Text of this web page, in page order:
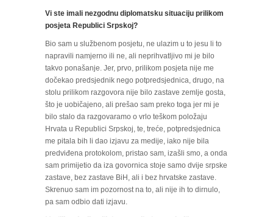
Vi ste imali nezgodnu diplomatsku situaciju prilikom
posjeta Republici Srpskoj?
Bio sam u službenom posjetu, ne ulazim u to jesu li to
napravili namjerno ili ne, ali neprihvatljivo mi je bilo
takvo ponašanje. Jer, prvo, prilikom posjeta nije me
dočekao predsjednik nego potpredsjednica, drugo, na
stolu prilikom razgovora nije bilo zastave zemlje gosta,
što je uobičajeno, ali prešao sam preko toga jer mi je
bilo stalo da razgovaramo o vrlo teškom položaju
Hrvata u Republici Srpskoj, te, treće, potpredsjednica
me pitala bih li dao izjavu za medije, iako nije bila
predviđena protokolom, pristao sam, izašli smo, a onda
sam primijetio da iza govornica stoje samo dvije srpske
zastave, bez zastave BiH, ali i bez hrvatske zastave.
Skrenuo sam im pozornost na to, ali nije ih to dirnulo,
pa sam odbio dati izjavu.